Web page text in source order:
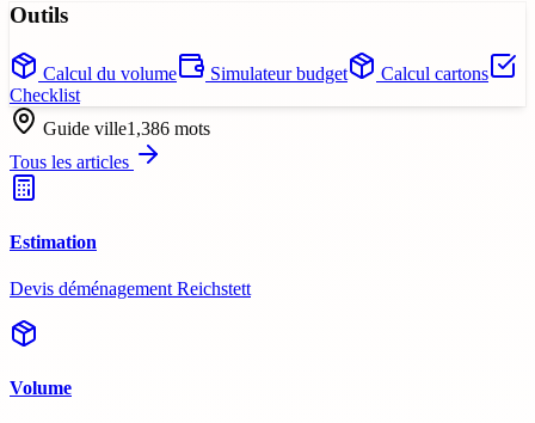
Outils
Calcul du volume Simulateur budget
Calcul cartons
Checklist
Guide ville1,386 mots
Tous les articles
Estimation
Devis déménagement Reichstett
Volume